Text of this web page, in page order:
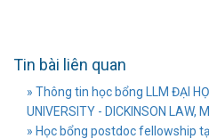
Tin bài liên quan
» Thông tin học bổng LLM ĐẠI
UNIVERSITY - DICKINSON LAW,
» Học bổng postdoc fellowship